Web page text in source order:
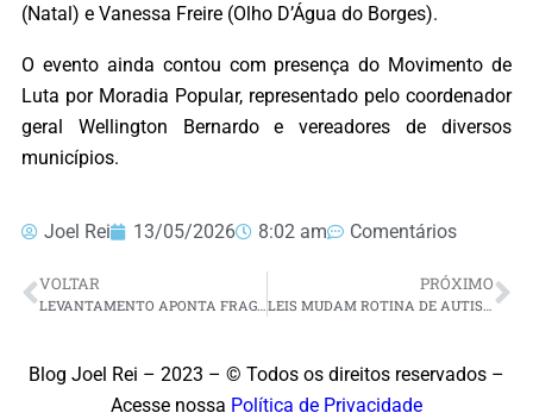
(Natal) e Vanessa Freire (Olho D’Água do Borges).
​O evento ainda contou com presença do Movimento de
Luta por Moradia Popular, representado pelo coordenador
geral Wellington Bernardo e vereadores de diversos
municípios.
Joel Rei 13/05/2026 8:02 am Comentários
VOLTAR PRÓXIMO
Blog Joel Rei – 2023 – © Todos os direitos reservados –
Acesse nossa Política de Privacidade